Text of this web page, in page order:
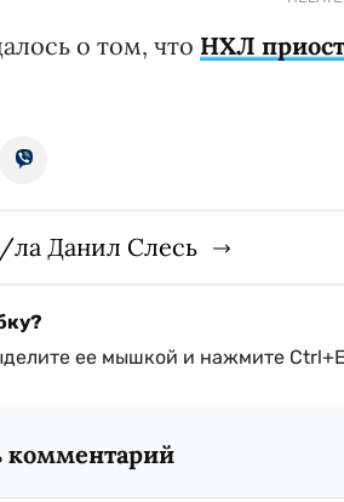
о том, что НХЛ
ла Данил Слесь
ее мышкой и нажмите
комментарий